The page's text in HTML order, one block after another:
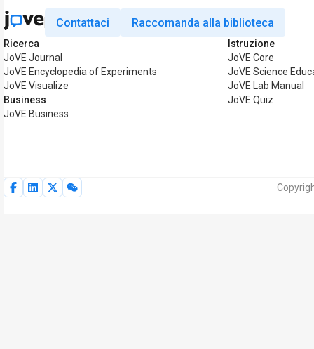
Contattaci Raccomanda alla biblioteca
Ricerca
JoVE Journal
JoVE Encyclopedia of Experiments
JoVE Visualize
Business
JoVE Business
Istruzione
JoVE Core
JoVE Science
JoVE Lab Manual
JoVE Quiz